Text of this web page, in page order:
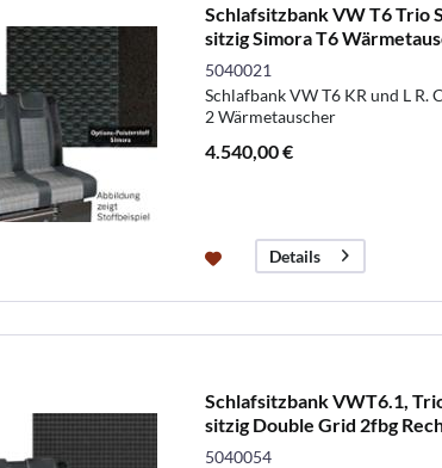
Schlafsitzbank VW T6 Trio
sitzig Simora T6
5040021
Schlafbank VW T6 KR und L R.
2 Wärmetauscher
4.540,00 €
Details
Schlafsitzbank VWT6.1,
sitzig Double Grid 2fbg
5040054